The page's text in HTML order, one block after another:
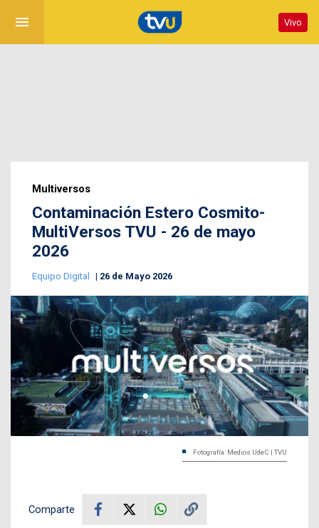
menu Vivo
Multiversos
Contaminación Estero Cosmito-
MultiVersos TVU - 26 de mayo
2026
Equipo Digital 26 de Mayo 2026
Fotografía: Medios UdeC | TVU
Comparte